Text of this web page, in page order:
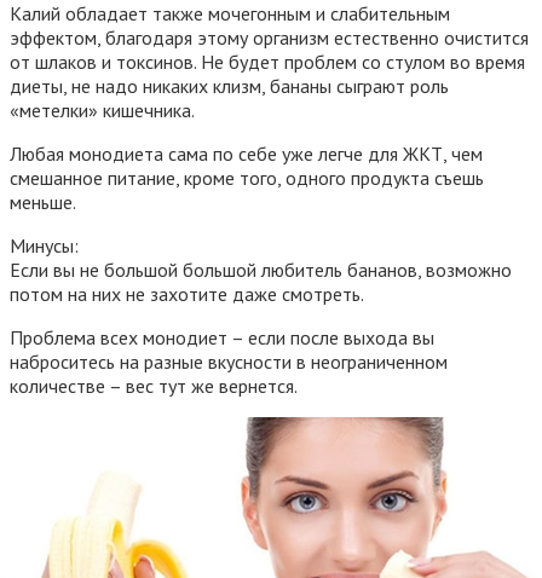
Калий обладает также мочегонным и слабительным
эффектом, благодаря этому организм естественно очистится
от шлаков и токсинов. Не будет проблем со стулом во время
диеты, не надо никаких клизм, бананы сыграют роль
«метелки» кишечника.
Любая монодиета сама по себе уже легче для ЖКТ, чем
смешанное питание, кроме того, одного продукта съешь
меньше.
Минусы:
Если вы не большой большой любитель бананов, возможно
потом на них не захотите даже смотреть.
Проблема всех монодиет – если после выхода вы
наброситесь на разные вкусности в неограниченном
количестве – вес тут же вернется.